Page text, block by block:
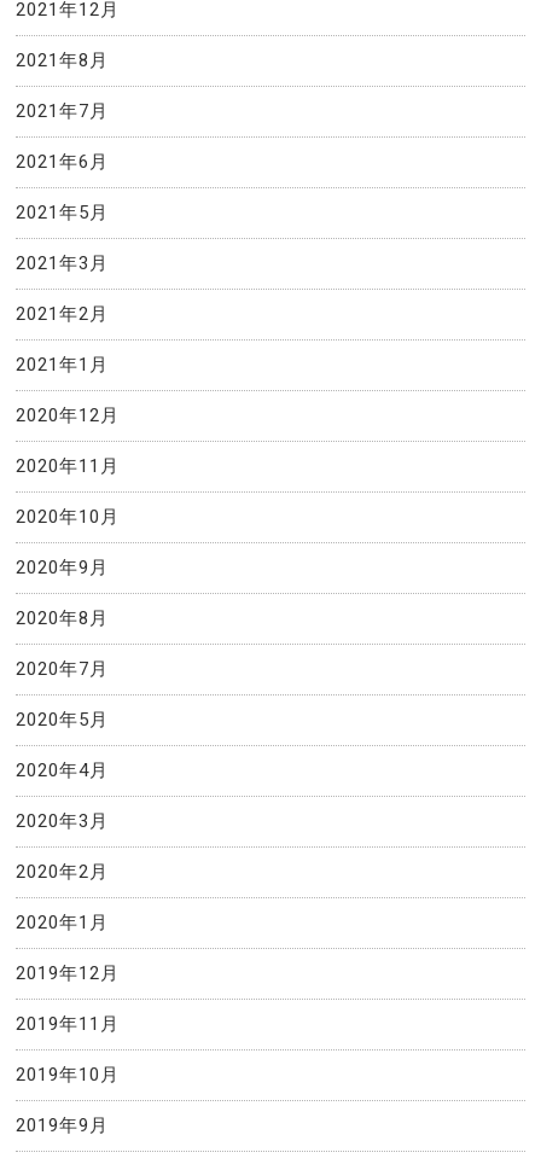
2021年12月
2021年8月
2021年7月
2021年6月
2021年5月
2021年3月
2021年2月
2021年1月
2020年12月
2020年11月
2020年10月
2020年9月
2020年8月
2020年7月
2020年5月
2020年4月
2020年3月
2020年2月
2020年1月
2019年12月
2019年11月
2019年10月
2019年9月